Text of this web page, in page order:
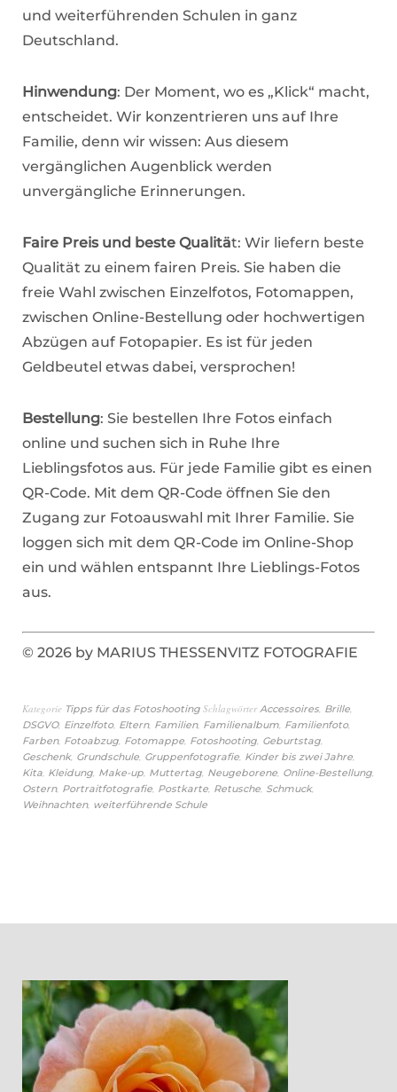
und weiterführenden Schulen in ganz
Deutschland.
Hinwendung: Der Moment, wo es „Klick“ macht,
entscheidet. Wir konzentrieren uns auf Ihre
Familie, denn wir wissen: Aus diesem
vergänglichen Augenblick werden
unvergängliche Erinnerungen.
Faire Preis und beste Qualität: Wir liefern beste
Qualität zu einem fairen Preis. Sie haben die
freie Wahl zwischen Einzelfotos, Fotomappen,
zwischen Online-Bestellung oder hochwertigen
Abzügen auf Fotopapier. Es ist für jeden
Geldbeutel etwas dabei, versprochen!
Bestellung: Sie bestellen Ihre Fotos einfach
online und suchen sich in Ruhe Ihre
Lieblingsfotos aus. Für jede Familie gibt es einen
QR-Code. Mit dem QR-Code öffnen Sie den
Zugang zur Fotoauswahl mit Ihrer Familie. Sie
loggen sich mit dem QR-Code im Online-Shop
ein und wählen entspannt Ihre Lieblings-Fotos
aus.
© 2026 by MARIUS THESSENVITZ FOTOGRAFIE
Kategorie Tipps für das Fotoshooting Schlagwörter Accessoires Brille
DSGVO, Einzelfoto, Eltern, Familien, Familienalbum Familienfoto,
Farben, Fotoabzug Fotomappe Fotoshooting Geburtstag
Geschenk, Grundschule Gruppenfotografie Kinder bis zwei Jahre
Kita Kleidung Make-up Muttertag Neugeborene Online-Bestellung
Ostern, Portraitfotografie Postkarte Retusche Schmuck,
Weihnachten, weiterführende Schule